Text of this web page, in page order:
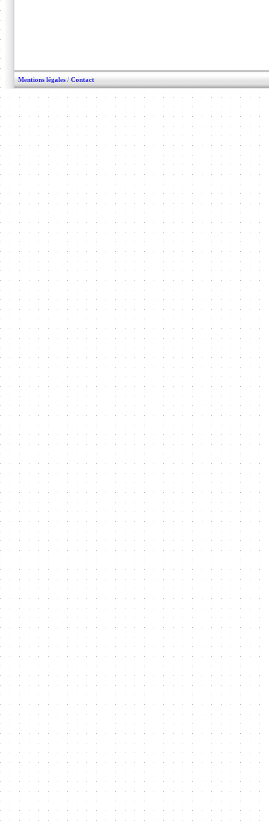
Mentions légales / Contact